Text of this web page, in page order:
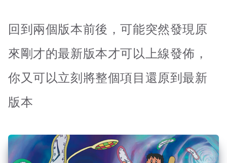
回到兩個版本前後，可能突然發現原
來剛才的最新版本才可以上線發佈，
你又可以立刻將整個項目還原到最新
版本